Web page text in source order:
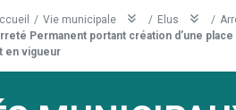
/ Vie municipale / Elus /
Permanent portant création d’une
en vigueur